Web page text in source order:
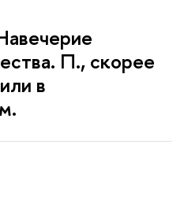
П., скорее
в